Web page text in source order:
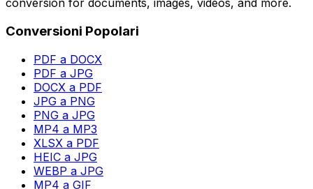
conversion for documents, images, videos, and more.
Conversioni Popolari
PDF a DOCX
PDF a JPG
DOCX a PDF
JPG a PNG
PNG a JPG
MP4 a MP3
XLSX a PDF
HEIC a JPG
WEBP a JPG
MP4 a GIF